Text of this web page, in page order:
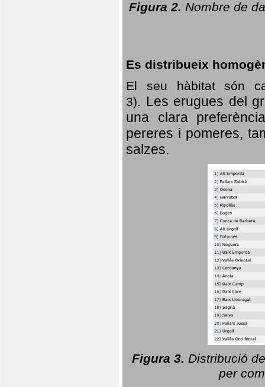
Figura 2. Nombre de
Es distribueix
El seu hàbitat són
3). Les erugues del
una clara
pereres i pomeres,
salzes.
Figura 3. Distribució
per